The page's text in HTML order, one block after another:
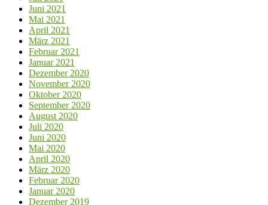
Juni 2021
Mai 2021
April 2021
März 2021
Februar 2021
Januar 2021
Dezember 2020
November 2020
Oktober 2020
September 2020
August 2020
Juli 2020
Juni 2020
Mai 2020
April 2020
März 2020
Februar 2020
Januar 2020
Dezember 2019